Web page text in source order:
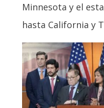
Minnesota y el
hasta California y